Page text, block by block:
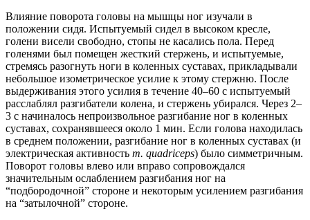
Влияние поворота головы на мышцы ног изучали в
положении сидя. Испытуемый сидел в высоком кресле,
голени висели свободно, стопы не касались пола. Перед
голенями был помещен жесткий стержень, и испытуемые,
стремясь разогнуть ноги в коленных суставах, прикладывали
небольшое изометрическое усилие к этому стержню. После
выдерживания этого усилия в течение 40–60 с испытуемый
расслаблял разгибатели колена, и стержень убирался. Через 2–
3 с начиналось непроизвольное разгибание ног в коленных
суставах, сохранявшееся около 1 мин. Если голова находилась
в среднем положении, разгибание ног в коленных суставах (и
электрическая активность m. quadriceps) было симметричным.
Поворот головы влево или вправо сопровождался
значительным ослаблением разгибания ног на
“подбородочной” стороне и некоторым усилением разгибания
на “затылочной” стороне.